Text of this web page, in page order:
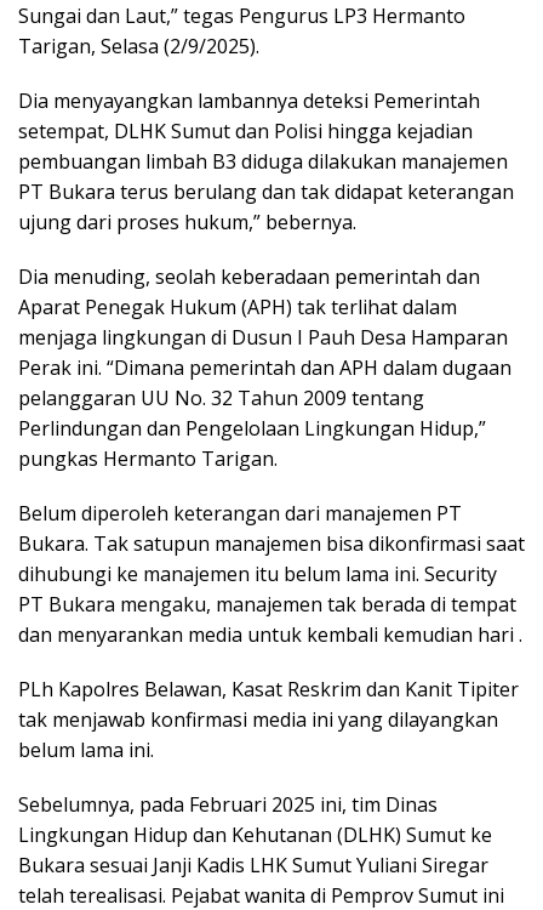
Sungai dan Laut,” tegas Pengurus LP3 Hermanto
Tarigan, Selasa (2/9/2025).
Dia menyayangkan lambannya deteksi Pemerintah
setempat, DLHK Sumut dan Polisi hingga kejadian
pembuangan limbah B3 diduga dilakukan manajemen
PT Bukara terus berulang dan tak didapat keterangan
ujung dari proses hukum,” bebernya.
Dia menuding, seolah keberadaan pemerintah dan
Aparat Penegak Hukum (APH) tak terlihat dalam
menjaga lingkungan di Dusun I Pauh Desa Hamparan
Perak ini. “Dimana pemerintah dan APH dalam dugaan
pelanggaran UU No. 32 Tahun 2009 tentang
Perlindungan dan Pengelolaan Lingkungan Hidup,”
pungkas Hermanto Tarigan.
Belum diperoleh keterangan dari manajemen PT
Bukara. Tak satupun manajemen bisa dikonfirmasi saat
dihubungi ke manajemen itu belum lama ini. Security
PT Bukara mengaku, manajemen tak berada di tempat
dan menyarankan media untuk kembali kemudian hari .
PLh Kapolres Belawan, Kasat Reskrim dan Kanit Tipiter
tak menjawab konfirmasi media ini yang dilayangkan
belum lama ini.
Sebelumnya, pada Februari 2025 ini, tim Dinas
Lingkungan Hidup dan Kehutanan (DLHK) Sumut ke
Bukara sesuai Janji Kadis LHK Sumut Yuliani Siregar
telah terealisasi. Pejabat wanita di Pemprov Sumut ini